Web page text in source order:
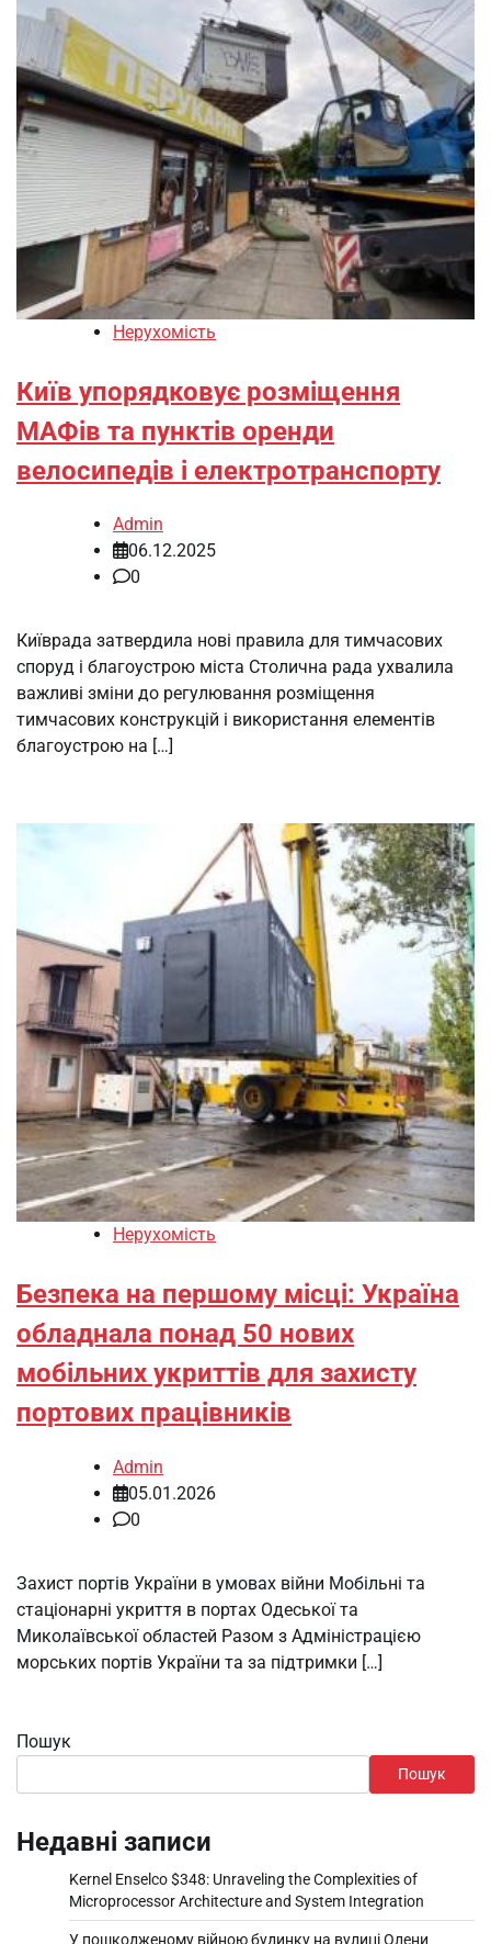
Нерухомість
Київ упорядковує розміщення
МАФів та пунктів оренди
велосипедів і електротранспорту
Admin
06.12.2025
0
Київрада затвердила нові правила для тимчасових
споруд і благоустрою міста Столична рада ухвалила
важливі зміни до регулювання розміщення
тимчасових конструкцій і використання елементів
благоустрою на […]
Нерухомість
Безпека на першому місці: Україна
обладнала понад 50 нових
мобільних укриттів для захисту
портових працівників
Admin
05.01.2026
0
Захист портів України в умовах війни Мобільні та
стаціонарні укриття в портах Одеської та
Миколаївської областей Разом з Адміністрацією
морських портів України та за підтримки […]
Пошук
Пошук
Недавні записи
Kernel Enselco $348: Unraveling the Complexities of
Microprocessor Architecture and System Integration
У пошкодженому війною будинку на вулиці Олени